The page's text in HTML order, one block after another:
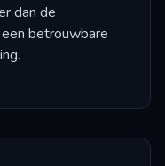
dan de
betrouwbare